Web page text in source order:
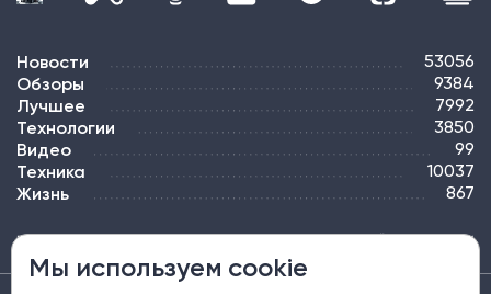
Новости 53056
Обзоры 9384
Лучшее 7992
Технологии 3850
Видео 99
Техника 10037
Жизнь 867
ПОДПИСКА РЕКЛАМА КОНТАКТЫ КАРТА САЙТА ТЭГИ
Мы используем cookie